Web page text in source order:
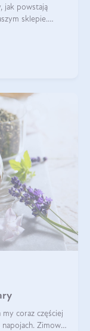
jak powstają
sklepie.
my coraz częściej
Zimowe